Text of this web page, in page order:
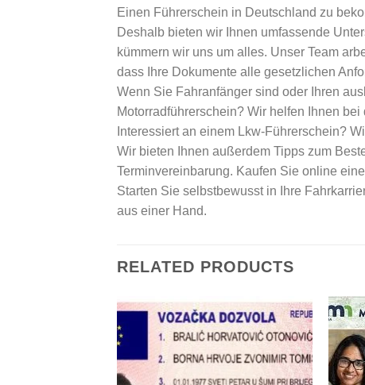
Einen Führerschein in Deutschland zu
Deshalb bieten wir Ihnen umfassende
kümmern wir uns um alles. Unser Team
dass Ihre Dokumente alle gesetzlichen
Wenn Sie Fahranfänger sind oder Ihren
Motorradführerschein? Wir helfen Ihnen
Interessiert an einem Lkw-Führerschein?
Wir bieten Ihnen außerdem Tipps zum
Terminvereinbarung. Kaufen Sie online
Starten Sie selbstbewusst in Ihre
aus einer Hand.
RELATED PRODUCTS